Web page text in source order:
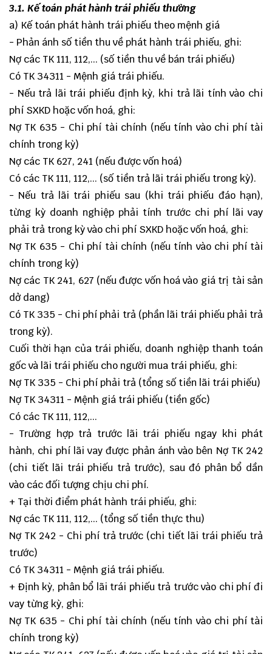
3.1. Kế toán phát hành trái phiếu thường
a) Kế toán phát hành trái phiếu theo mệnh giá
- Phản ánh số tiền thu về phát hành trái phiếu, ghi:
Nợ các TK 111, 112,... (số tiền thu về bán trái phiếu)
Có TK 34311 - Mệnh giá trái phiếu.
- Nếu trả lãi trái phiếu định kỳ, khi trả lãi tính vào chi
phí SXKD hoặc vốn hoá, ghi:
Nợ TK 635 - Chi phí tài chính (nếu tính vào chi phí tài
chính trong kỳ)
Nợ các TK 627, 241 (nếu được vốn hoá)
Có các TK 111, 112,... (số tiền trả lãi trái phiếu trong kỳ).
- Nếu trả lãi trái phiếu sau (khi trái phiếu đáo hạn),
từng kỳ doanh nghiệp phải tính trước chi phí lãi vay
phải trả trong kỳ vào chi phí SXKD hoặc vốn hoá, ghi:
Nợ TK 635 - Chi phí tài chính (nếu tính vào chi phí tài
chính trong kỳ)
Nợ các TK 241, 627 (nếu được vốn hoá vào giá trị tài sản
dở dang)
Có TK 335 - Chi phí phải trả (phần lãi trái phiếu phải trả
trong kỳ).
Cuối thời hạn của trái phiếu, doanh nghiệp thanh toán
gốc và lãi trái phiếu cho người mua trái phiếu, ghi:
Nợ TK 335 - Chi phí phải trả (tổng số tiền lãi trái phiếu)
Nợ TK 34311 - Mệnh giá trái phiếu (tiền gốc)
Có các TK 111, 112,...
- Trường hợp trả trước lãi trái phiếu ngay khi phát
hành, chi phí lãi vay được phản ánh vào bên Nợ TK 242
(chi tiết lãi trái phiếu trả trước), sau đó phân bổ dần
vào các đối tượng chịu chi phí.
+ Tại thời điểm phát hành trái phiếu, ghi:
Nợ các TK 111, 112,... (tổng số tiền thực thu)
Nợ TK 242 - Chi phí trả trước (chi tiết lãi trái phiếu trả
trước)
Có TK 34311 - Mệnh giá trái phiếu.
+ Định kỳ, phân bổ lãi trái phiếu trả trước vào chi phí đi
vay từng kỳ, ghi:
Nợ TK 635 - Chi phí tài chính (nếu tính vào chi phí tài
chính trong kỳ)